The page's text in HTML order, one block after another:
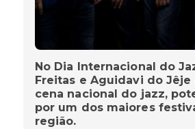
No Dia Internacional do
Freitas e Aguidavi do
cena nacional do jazz,
por um dos maiores
região.